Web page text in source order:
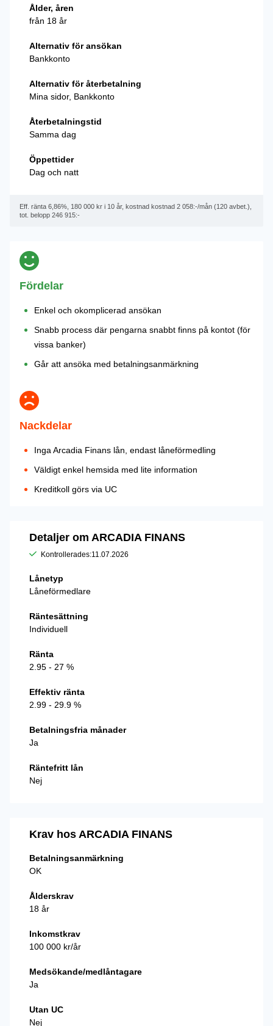
Ålder, åren
från 18 år
Alternativ för ansökan
Bankkonto
Alternativ för återbetalning
Mina sidor, Bankkonto
Återbetalningstid
Samma dag
Öppettider
Dag och natt
Eff. ränta 6,86%, 180 000 kr i 10 år, kostnad kostnad 2 058:-/mån (120 avbet.),
tot. belopp 246 915:-
Fördelar
Enkel och okomplicerad ansökan
Snabb process där pengarna snabbt finns på kontot (för
vissa banker)
Går att ansöka med betalningsanmärkning
Nackdelar
Inga Arcadia Finans lån, endast låneförmedling
Väldigt enkel hemsida med lite information
Kreditkoll görs via UC
Detaljer om ARCADIA FINANS
Kontrollerades:11.07.2026
Lånetyp
Låneförmedlare
Räntesättning
Individuell
Ränta
2.95 - 27 %
Effektiv ränta
2.99 - 29.9 %
Betalningsfria månader
Ja
Räntefritt lån
Nej
Krav hos ARCADIA FINANS
Betalningsanmärkning
OK
Ålderskrav
18 år
Inkomstkrav
100 000 kr/år
Medsökande/medlåntagare
Ja
Utan UC
Nej